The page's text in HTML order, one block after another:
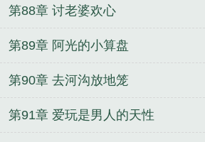
第88章 讨老婆欢心
第89章 阿光的小算盘
第90章 去河沟放地笼
第91章 爱玩是男人的天性